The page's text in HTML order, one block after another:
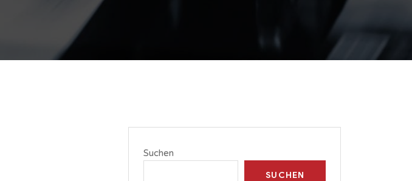
Suchen
SUCHEN